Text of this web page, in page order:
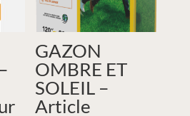
GAZON
OMBRE ET
SOLEIL –
Article